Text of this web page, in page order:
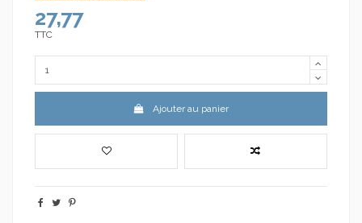
27,77
TTC
Ajouter au panier